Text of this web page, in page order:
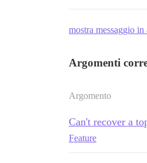
mostra messaggio in
Argomenti
Argomento
Can't recover a
Feature